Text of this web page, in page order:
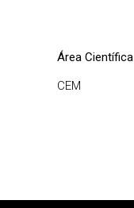
Área Científica
CEM